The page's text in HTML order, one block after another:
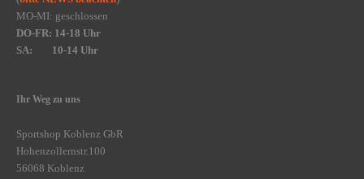
MO-MI: geschlossen
DO-FR: 14-18 Uhr
SA: 10-14 Uhr
Ihr Weg zu uns
Sportshop Koblenz GbR
Hohenzollernstr.100
56068 Koblenz